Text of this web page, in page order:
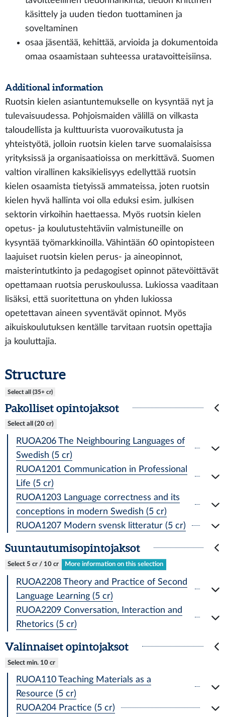
käsittely ja uuden tiedon tuottaminen ja
soveltaminen
osaa jäsentää, kehittää, arvioida ja dokumentoida
omaa osaamistaan suhteessa uratavoitteisiinsa.
Additional information
Ruotsin kielen asiantuntemukselle on kysyntää nyt ja
tulevaisuudessa. Pohjoismaiden välillä on vilkasta
taloudellista ja kulttuurista vuorovaikutusta ja
yhteistyötä, jolloin ruotsin kielen tarve suomalaisissa
yrityksissä ja organisaatioissa on merkittävä. Suomen
valtion virallinen kaksikielisyys edellyttää ruotsin
kielen osaamista tietyissä ammateissa, joten ruotsin
kielen hyvä hallinta voi olla eduksi esim. julkisen
sektorin virkoihin haettaessa. Myös ruotsin kielen
opetus- ja koulutustehtäviin valmistuneille on
kysyntää työmarkkinoilla. Vähintään 60 opintopisteen
laajuiset ruotsin kielen perus- ja aineopinnot,
maisterintutkinto ja pedagogiset opinnot pätevöittävät
opettamaan ruotsia peruskoulussa. Lukiossa vaaditaan
lisäksi, että suoritettuna on yhden lukiossa
opetettavan aineen syventävät opinnot. Myös
aikuiskoulutuksen kentälle tarvitaan ruotsin opettajia
ja kouluttajia.
Structure
Select all (35+ cr)
Pakolliset opintojaksot
Select all (20 cr)
RUOA206 The Neighbouring Languages of
Swedish (5 cr)
RUOA1201 Communication in Professional
Life (5 cr)
RUOA1203 Language correctness and its
conceptions in modern Swedish (5 cr)
RUOA1207 Modern svensk litteratur (5 cr)
Suuntautumisopintojaksot
Select 5 cr / 10 cr More information on this selection
RUOA2208 Theory and Practice of Second
Language Learning (5 cr)
RUOA2209 Conversation, Interaction and
Rhetorics (5 cr)
Valinnaiset opintojaksot
Select min. 10 cr
RUOA110 Teaching Materials as a
Resource (5 cr)
RUOA204 Practice (5 cr)